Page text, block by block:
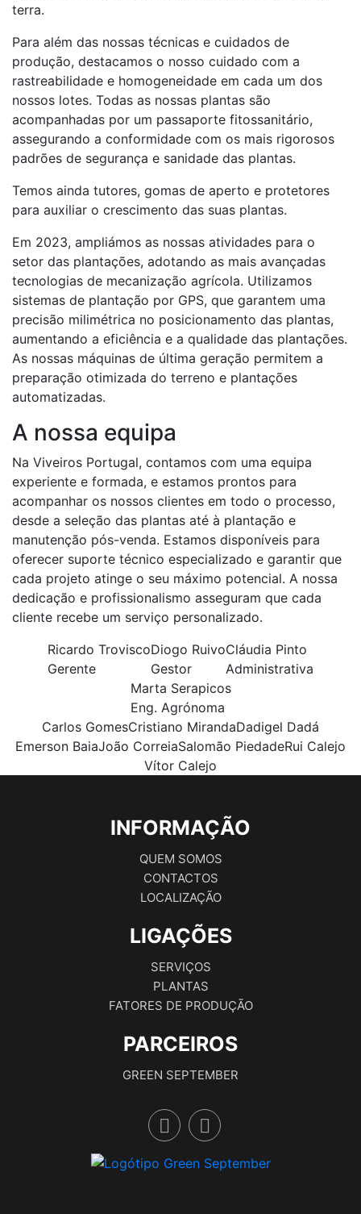
terra.
Para além das nossas técnicas e cuidados de
produção, destacamos o nosso cuidado com a
rastreabilidade e homogeneidade em cada um dos
nossos lotes. Todas as nossas plantas são
acompanhadas por um passaporte fitossanitário,
assegurando a conformidade com os mais rigorosos
padrões de segurança e sanidade das plantas.
Temos ainda tutores, gomas de aperto e protetores
para auxiliar o crescimento das suas plantas.
Em 2023, ampliámos as nossas atividades para o
setor das plantações, adotando as mais avançadas
tecnologias de mecanização agrícola. Utilizamos
sistemas de plantação por GPS, que garantem uma
precisão milimétrica no posicionamento das plantas,
aumentando a eficiência e a qualidade das plantações.
As nossas máquinas de última geração permitem a
preparação otimizada do terreno e plantações
automatizadas.
A nossa equipa
Na Viveiros Portugal, contamos com uma equipa
experiente e formada, e estamos prontos para
acompanhar os nossos clientes em todo o processo,
desde a seleção das plantas até à plantação e
manutenção pós-venda. Estamos disponíveis para
oferecer suporte técnico especializado e garantir que
cada projeto atinge o seu máximo potencial. A nossa
dedicação e profissionalismo asseguram que cada
cliente recebe um serviço personalizado.
Ricardo Trovisco
Gerente
Diogo Ruivo
Gestor
Cláudia Pinto
Administrativa
Marta Serapicos
Eng. Agrónoma
Carlos GomesCristiano MirandaDadigel Dadá
Emerson BaiaJoão CorreiaSalomão PiedadeRui Calejo
Vítor Calejo
INFORMAÇÃO
QUEM SOMOS
CONTACTOS
LOCALIZAÇÃO
LIGAÇÕES
SERVIÇOS
PLANTAS
FATORES DE PRODUÇÃO
PARCEIROS
GREEN SEPTEMBER